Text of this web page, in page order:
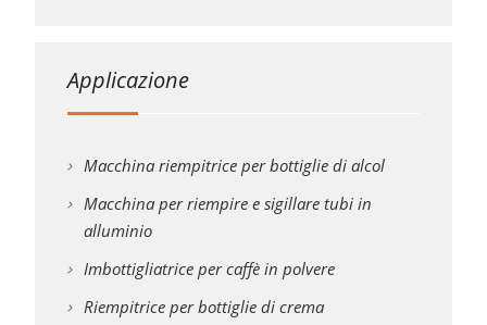
Applicazione
Macchina riempitrice per bottiglie di alcol
Macchina per riempire e sigillare tubi in
alluminio
Imbottigliatrice per caffè in polvere
Riempitrice per bottiglie di crema